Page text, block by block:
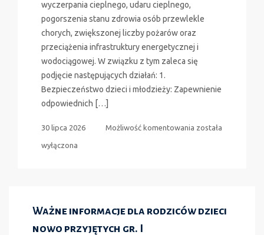
wyczerpania cieplnego, udaru cieplnego,
pogorszenia stanu zdrowia osób przewlekle
chorych, zwiększonej liczby pożarów oraz
przeciążenia infrastruktury energetycznej i
wodociągowej. W związku z tym zaleca się
podjęcie następujących działań: 1.
Bezpieczeństwo dzieci i młodzieży: Zapewnienie
odpowiednich […]
30 lipca 2026 Możliwość komentowania Rekomendacje
falami
została
wyłączona
Ważne informacje dla rodziców dzieci
nowo przyjętych gr. I